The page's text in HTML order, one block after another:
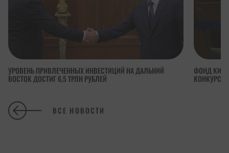
УРОВЕНЬ ПРИВЛЕЧЕННЫХ ИНВЕСТИЦИЙ НА ДАЛЬНИЙ
ВОСТОК ДОСТИГ 6,5 ТРЛН РУБЛЕЙ
ФОНД
ВСЕ НОВОСТИ